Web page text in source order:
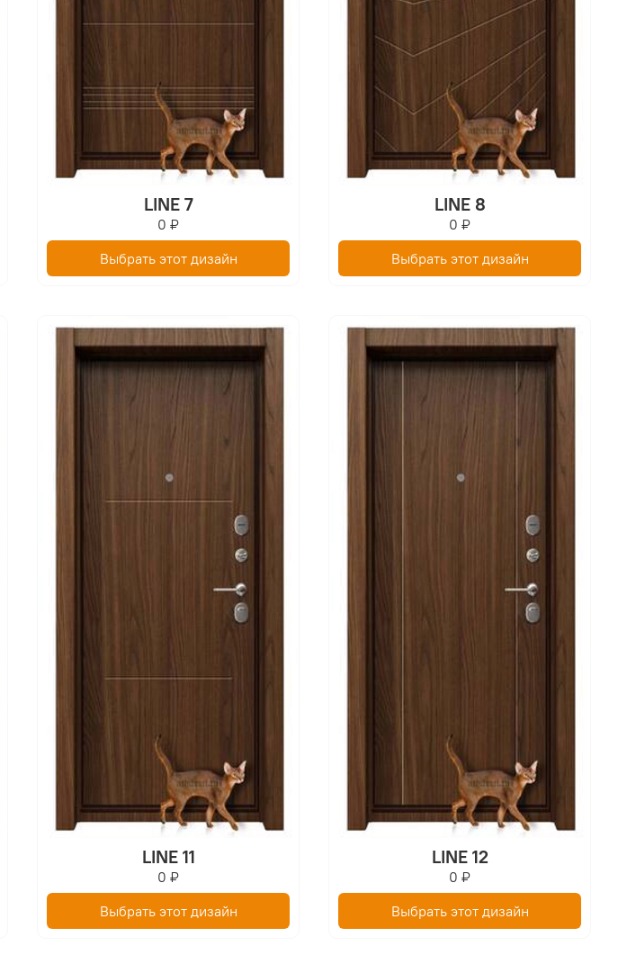
LINE 7
0 ₽
Выбрать этот дизайн
LINE 8
0 ₽
Выбрать этот дизайн
LINE 11
0 ₽
Выбрать этот дизайн
LINE 12
0 ₽
Выбрать этот дизайн